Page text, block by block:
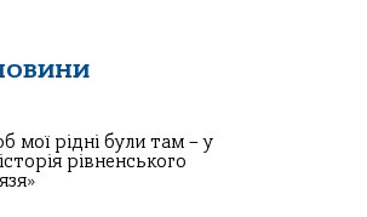
мої рідні були там – у
рівненського